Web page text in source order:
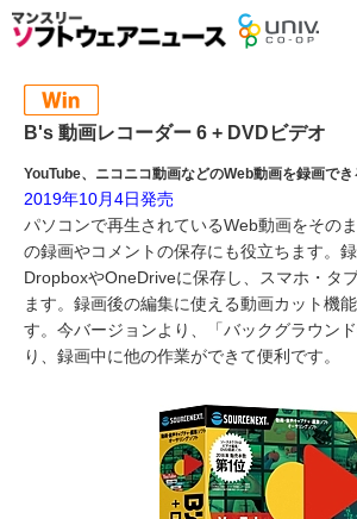
B's 動画レコーダー 6 + DVDビデオ
YouTube、ニコニコ動画などのWeb動画を録画でき
2019年10月4日発売
パソコンで再生されているWeb動画をその
の録画やコメントの保存にも役立ちます。
DropboxやOneDriveに保存し、スマホ・タ
ます。録画後の編集に使える動画カット機
す。今バージョンより、「バックグラウン
り、録画中に他の作業ができて便利です。